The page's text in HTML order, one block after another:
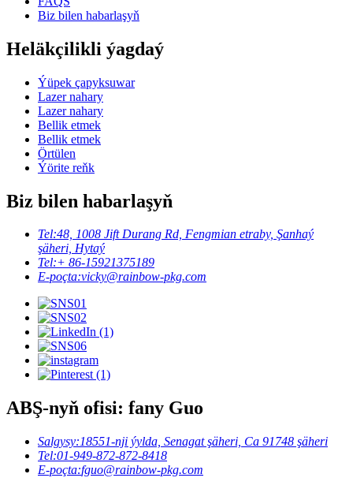
Biz bilen habarlaşyň
Heläkçilikli ýagdaý
Ýüpek çapyksuwar
Lazer nahary
Lazer nahary
Bellik etmek
Bellik etmek
Örtülen
Ýörite reňk
Biz bilen habarlaşyň
Tel:48, 1008 Jift Durang Rd, Fengmian etraby, Şanhaý
şäheri, Hytaý
Tel:+ 86-15921375189
E-poçta:vicky@rainbow-pkg.com
ABŞ-nyň ofisi: fany Guo
Salgysy:18551-nji ýylda, Senagat şäheri, Ca 91748 şäheri
Tel:01-949-872-872-8418
E-poçta:fguo@rainbow-pkg.com